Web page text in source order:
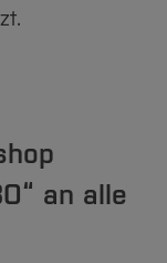
an alle